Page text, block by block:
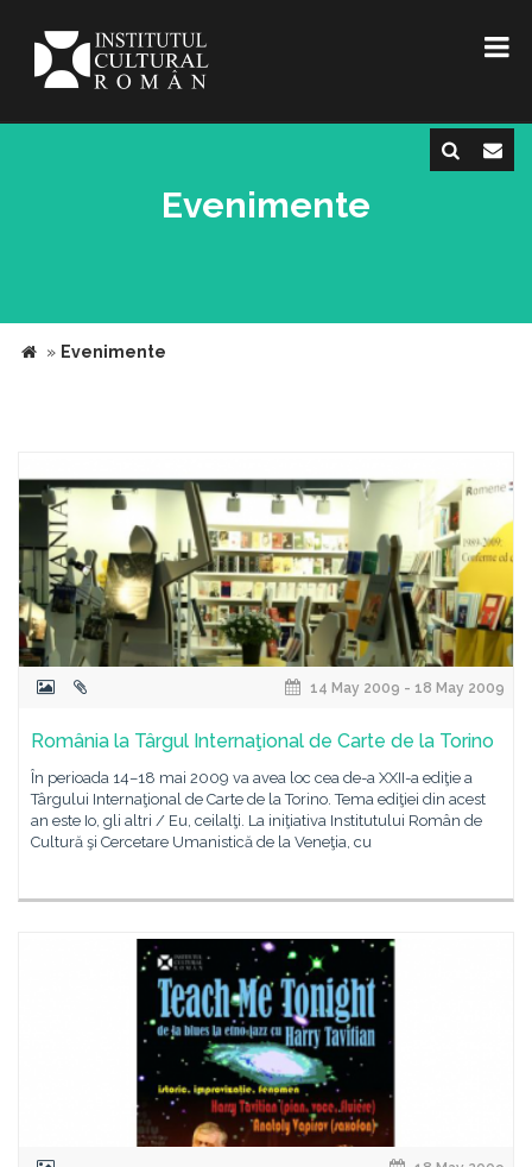
Evenimente
» Evenimente
14 May 2009 - 18 May 2009
România la Târgul Internaţional de Carte de la Torino
În perioada 14–18 mai 2009 va avea loc cea de-a XXII-a ediţie a
Târgului Internaţional de Carte de la Torino. Tema ediţiei din acest
an este Io, gli altri / Eu, ceilalţi. La iniţiativa Institutului Român de
Cultură şi Cercetare Umanistică de la Veneţia, cu